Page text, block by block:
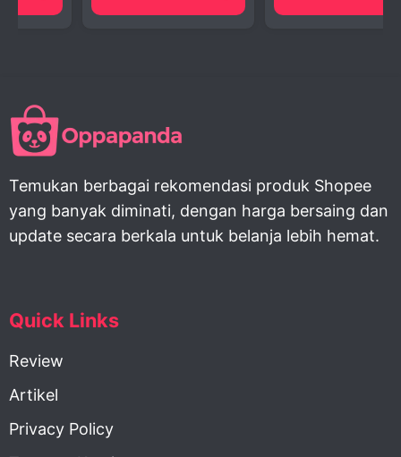
Temukan berbagai rekomendasi produk Shopee
yang banyak diminati, dengan harga bersaing dan
update secara berkala untuk belanja lebih hemat.
Quick Links
Review
Artikel
Privacy Policy